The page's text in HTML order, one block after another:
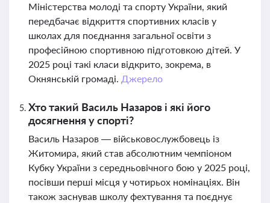
Міністерства молоді та спорту України, який
передбачає відкриття спортивних класів у
школах для поєднання загальної освіти з
професійною спортивною підготовкою дітей. У
2025 році такі класи відкрито, зокрема, в
Окнянській громаді. Джерело
Хто такий Василь Назаров і які його
досягнення у спорті?
Василь Назаров — військовослужбовець із
Житомира, який став абсолютним чемпіоном
Кубку України з середньовічного бою у 2025 році,
посівши перші місця у чотирьох номінаціях. Він
також заснував школу фехтування та поєднує